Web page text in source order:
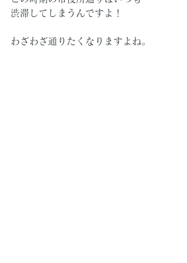
渋滞してしまうんですよ！
わざわざ通りたくなりますよね。